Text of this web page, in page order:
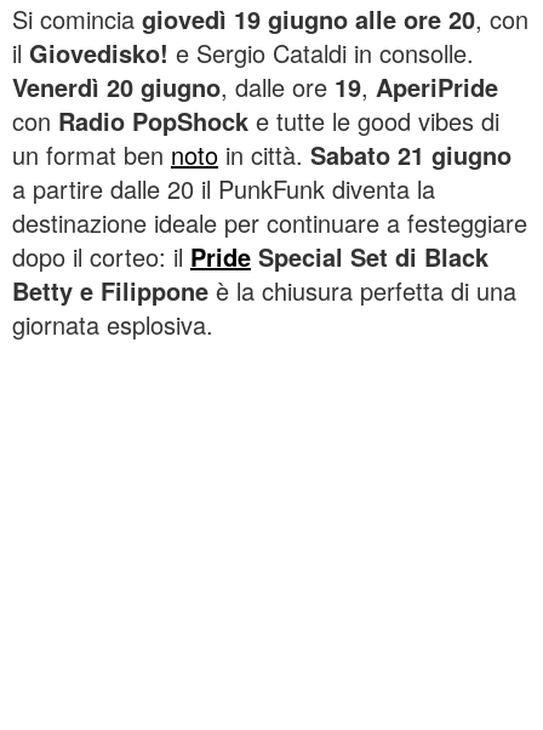
Si comincia giovedì 19 giugno alle ore 20, con
il Giovedisko! e Sergio Cataldi in consolle.
Venerdì 20 giugno, dalle ore 19, AperiPride
con Radio PopShock e tutte le good vibes di
un format ben noto in città. Sabato 21 giugno
a partire dalle 20 il PunkFunk diventa la
destinazione ideale per continuare a festeggiare
dopo il corteo: il Pride Special Set di Black
Betty e Filippone è la chiusura perfetta di una
giornata esplosiva.